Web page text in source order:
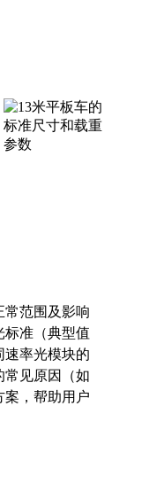
常范围及影响
标准（典型值
速率光模块的
常见原因（如
案，帮助用户